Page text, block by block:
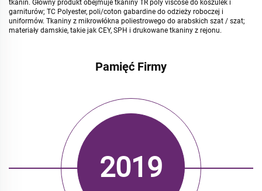
tkanin. Główny produkt obejmuje tkaniny TR poly viscose do koszulek i
garniturów; TC Polyester, poli/coton gabardine do odzieży roboczej i
uniformów. Tkaniny z mikrowłókna poliestrowego do arabskich szat / szat;
materiały damskie, takie jak CEY, SPH i drukowane tkaniny z rejonu.
Pamięć Firmy
2019